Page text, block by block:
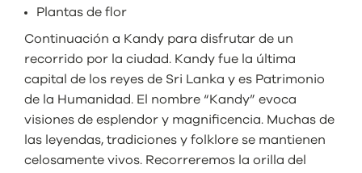
Plantas de flor
Continuación a Kandy para disfrutar de un
recorrido por la ciudad. Kandy fue la última
capital de los reyes de Sri Lanka y es Patrimonio
de la Humanidad. El nombre “Kandy” evoca
visiones de esplendor y magnificencia. Muchas de
las leyendas, tradiciones y folklore se mantienen
celosamente vivos. Recorreremos la orilla del